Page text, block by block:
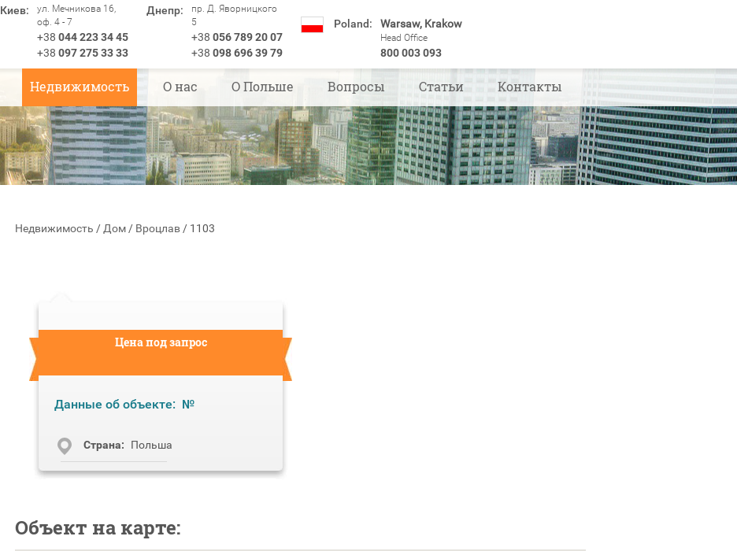
Киев:
ул. Мечникова 16,
оф. 4 - 7
+38 044 223 34 45
+38 097 275 33 33
Днепр:
пр. Д. Яворницкого
5
+38 056 789 20 07
+38 098 696 39 79
Poland: Warsaw, Krakow
Head Office
800 003 093
Недвижимость О нас О Польше Вопросы Статьи Контакты
Недвижимость / Дом / Вроцлав / 1103
Цена под запрос
Данные об объекте: №
Cтрана: Польша
Объект на карте: